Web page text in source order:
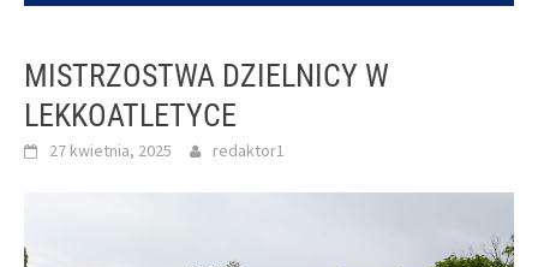
MISTRZOSTWA DZIELNICY W
LEKKOATLETYCE
27 kwietnia, 2025 redaktor1